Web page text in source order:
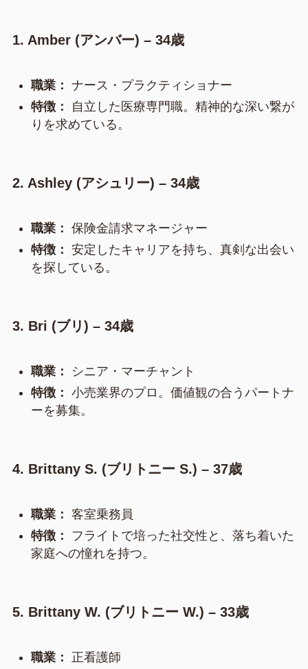
1. Amber (アンバー) – 34歳
職業： ナース・プラクティショナー
特徴：
自立した医療専門職。精神的な深い繋が
りを求めている。
2. Ashley (アシュリー) – 34歳
職業： 保険金請求マネージャー
特徴： 安定したキャリアを持ち、真剣な出会い
を探している。
3. Bri (ブリ) – 34歳
職業：
シニア・マーチャント
特徴： 小売業界のプロ。価値観の合うパートナ
ーを募集。
4. Brittany S. (ブリトニー S.) – 37歳
職業： 客室乗務員
特徴：
フライトで培った社交性と、落ち着いた
家庭への憧れを持つ。
5. Brittany W. (ブリトニー W.) – 33歳
職業：
正看護師